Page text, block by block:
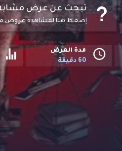
تبحث عن عرض
إضغط هنا لمشاهدة عروض
مدة العرض
60 دقيقة